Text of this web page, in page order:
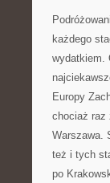
każdego
wydatkiem.
Europy
chociaż raz
Warszawa.
też i tych
po